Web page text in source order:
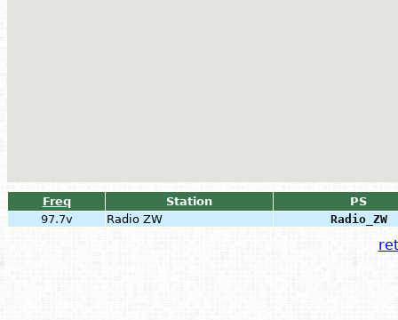
Freq Station
PS
97.7v
Radio ZW Radio_ZW